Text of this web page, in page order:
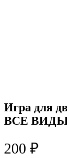
Игра для
ВСЕ ВИДЫ
200 ₽